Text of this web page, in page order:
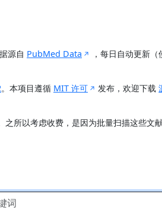
源自 PubMed Data ，每日自动更新（
。本项目遵循 MIT 许可 发布，欢迎下载
之所以考虑收费，是因为批量扫描这些